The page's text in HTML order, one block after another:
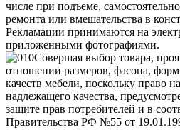
числе при подъеме,
ремонта или вмешательства в
Рекламации принимаются на
приложенными фотографиями.
Совершая выбор товара,
отношении размеров, фасона,
качеств мебели, поскольку право
надлежащего качества,
защите прав потребителей и в
Правительства РФ №55 от